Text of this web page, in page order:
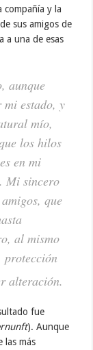
compañía y la
sus amigos de
a una de esas
aunque
mi estado, y
mío,
los hilos
en mi
Mi sincero
que
al mismo
protección
alteración.
fue
). Aunque
las más